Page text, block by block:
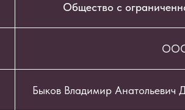
Общество с
Быков Владимир Анатольевич